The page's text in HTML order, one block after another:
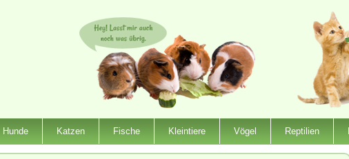
Hunde Katzen Fische Kleintiere Vögel Reptilien